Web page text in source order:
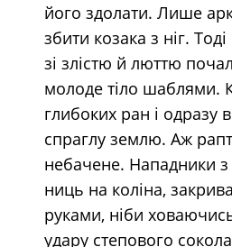
його здолати. Лише
збити козака з ніг. Тоді
зі злістю й люттю
молоде тіло шаблями.
глибоких ран і одразу
спраглу землю. Аж
небачене. Нападники
ниць на коліна,
руками, ніби
удару степового